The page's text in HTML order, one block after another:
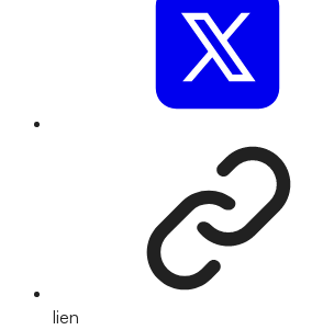
lien